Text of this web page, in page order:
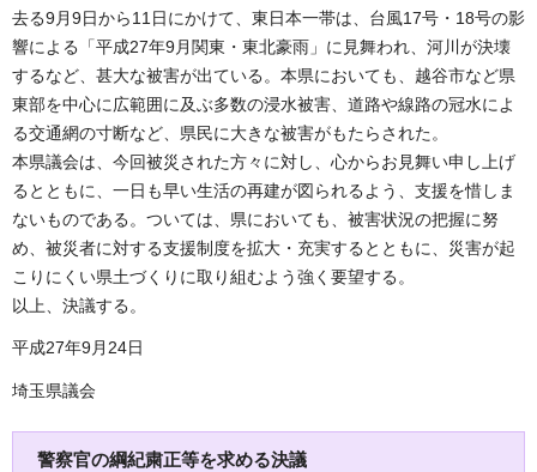
去る9月9日から11日にかけて、東日本一帯は、台風17号・18号の影
響による「平成27年9月関東・東北豪雨」に見舞われ、河川が決壊
するなど、甚大な被害が出ている。本県においても、越谷市など県
東部を中心に広範囲に及ぶ多数の浸水被害、道路や線路の冠水によ
る交通網の寸断など、県民に大きな被害がもたらされた。
本県議会は、今回被災された方々に対し、心からお見舞い申し上げ
るとともに、一日も早い生活の再建が図られるよう、支援を惜しま
ないものである。ついては、県においても、被害状況の把握に努
め、被災者に対する支援制度を拡大・充実するとともに、災害が起
こりにくい県土づくりに取り組むよう強く要望する。
以上、決議する。
平成27年9月24日
埼玉県議会
警察官の綱紀粛正等を求める決議